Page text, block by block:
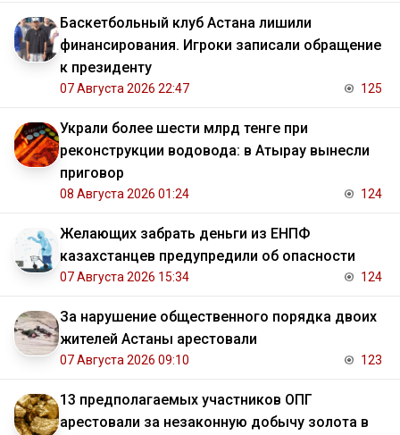
Баскетбольный клуб Астана лишили
финансирования. Игроки записали обращение
к президенту
07 Августа 2026 22:47 125
Украли более шести млрд тенге при
реконструкции водовода: в Атырау вынесли
приговор
08 Августа 2026 01:24 124
Желающих забрать деньги из ЕНПФ
казахстанцев предупредили об опасности
07 Августа 2026 15:34 124
За нарушение общественного порядка двоих
жителей Астаны арестовали
07 Августа 2026 09:10 123
13 предполагаемых участников ОПГ
арестовали за незаконную добычу золота в